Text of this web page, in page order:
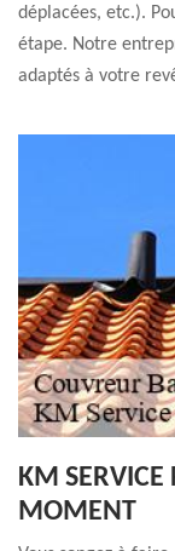
déplacées, etc.).
étape. Notre
adaptés à votre
KM
MOMENT